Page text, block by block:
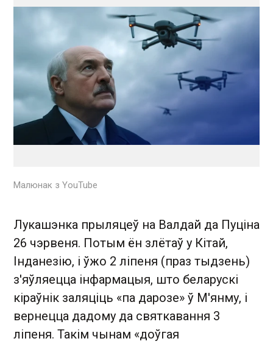
Малюнак з YouTube
Лукашэнка прыляцеў на Валдай да Пуціна
26 чэрвеня. Потым ён злётаў у Кітай,
Інданезію, і ўжо 2 ліпеня (праз тыдзень)
з'яўляецца інфармацыя, што беларускі
кіраўнік заляціць «па дарозе» ў М'янму, і
вернецца дадому да святкавання 3
ліпеня. Такім чынам «доўгая